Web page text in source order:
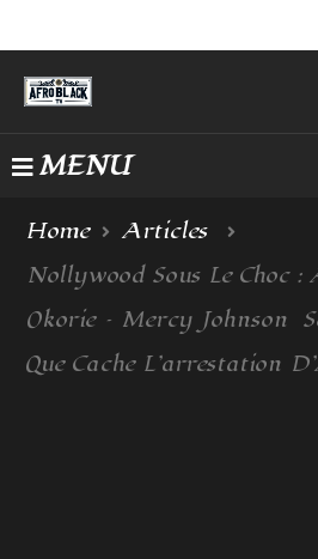
MENU
Home
Articles
Nollywood Sous Le Choc
Okorie – Mercy Johnson
Que Cache L’arrestation